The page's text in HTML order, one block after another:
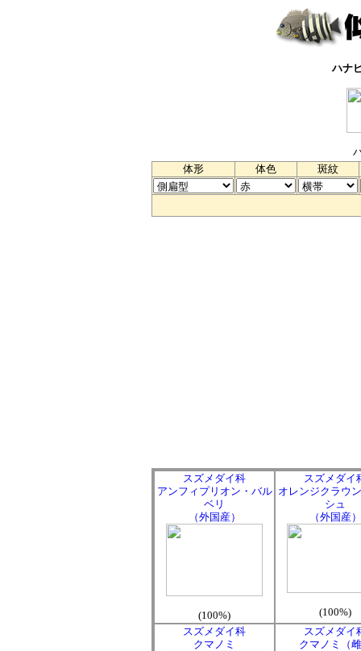
ハナ
体形
体色 斑紋
スズメダイ科
アンフィプリオン・バル
ベリ
（外国産）
(100%)
スズメダイ
オレンジクラウ
シュ
（外国産）
(100%)
スズメダイ科
クマノミ
スズメダイ
クマノミ（